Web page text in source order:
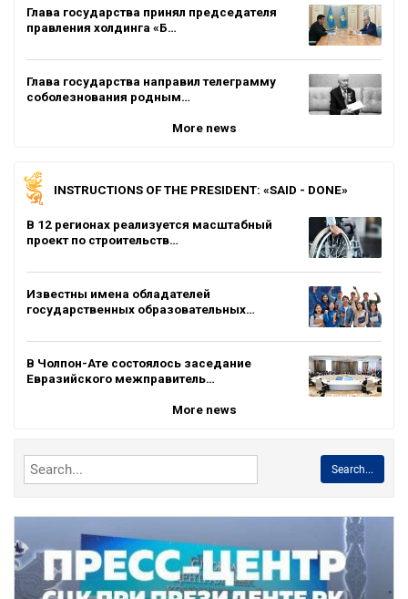
Глава государства принял председателя
правления холдинга «Б…
Глава государства направил телеграмму
соболезнования родным…
More news
INSTRUCTIONS OF THE PRESIDENT: «SAID - DONE»
В 12 регионах реализуется масштабный
проект по строительств…
Известны имена обладателей
государственных образовательных…
В Чолпон-Ате состоялось заседание
Евразийского межправитель…
More news
Search...